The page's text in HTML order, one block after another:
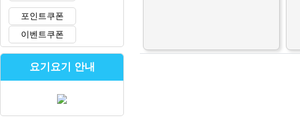
포인트쿠폰
이벤트쿠폰
요기요기 안내